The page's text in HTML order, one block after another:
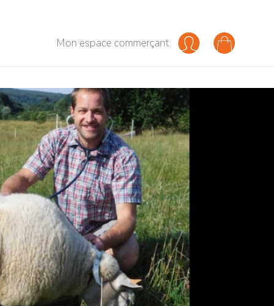
Mon espace commerçant